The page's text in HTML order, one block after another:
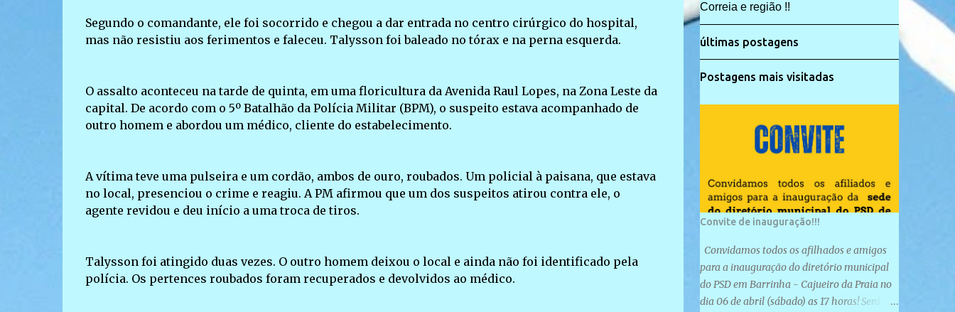
Segundo o comandante, ele foi socorrido e chegou a dar entrada no centro cirúrgico do hospital,
mas não resistiu aos ferimentos e faleceu. Talysson foi baleado no tórax e na perna esquerda.
O assalto aconteceu na tarde de quinta, em uma floricultura da Avenida Raul Lopes, na Zona Leste da
capital. De acordo com o 5º Batalhão da Polícia Militar (BPM), o suspeito estava acompanhado de
outro homem e abordou um médico, cliente do estabelecimento.
A vítima teve uma pulseira e um cordão, ambos de ouro, roubados. Um policial à paisana, que estava
no local, presenciou o crime e reagiu. A PM afirmou que um dos suspeitos atirou contra ele, o
agente revidou e deu início a uma troca de tiros.
Talysson foi atingido duas vezes. O outro homem deixou o local e ainda não foi identificado pela
polícia. Os pertences roubados foram recuperados e devolvidos ao médico.
Correia e região !!
últimas postagens
Postagens mais visitadas
Convite de inauguração!!!
Convidamos todos os afilhados e amigos
para a inauguração do diretório municipal
do PSD em Barrinha - Cajueiro da Praia no
dia 06 de abril (sábado) as 17 horas! Será